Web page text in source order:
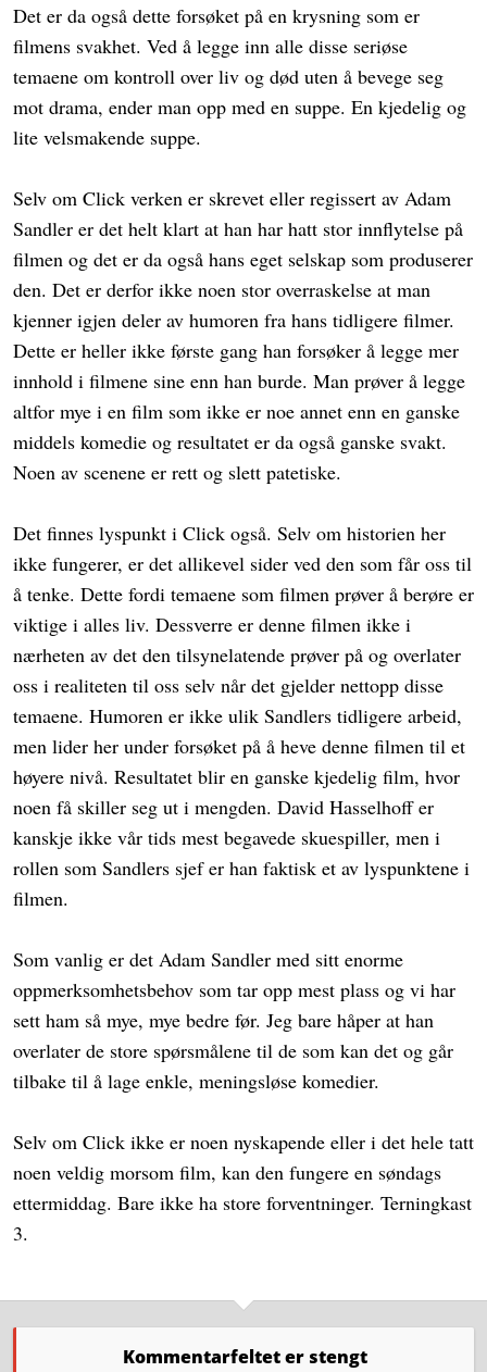
Det er da også dette forsøket på en krysning som er
filmens svakhet. Ved å legge inn alle disse seriøse
temaene om kontroll over liv og død uten å bevege seg
mot drama, ender man opp med en suppe. En kjedelig og
lite velsmakende suppe.
Selv om Click verken er skrevet eller regissert av Adam
Sandler er det helt klart at han har hatt stor innflytelse på
filmen og det er da også hans eget selskap som produserer
den. Det er derfor ikke noen stor overraskelse at man
kjenner igjen deler av humoren fra hans tidligere filmer.
Dette er heller ikke første gang han forsøker å legge mer
innhold i filmene sine enn han burde. Man prøver å legge
altfor mye i en film som ikke er noe annet enn en ganske
middels komedie og resultatet er da også ganske svakt.
Noen av scenene er rett og slett patetiske.
Det finnes lyspunkt i Click også. Selv om historien her
ikke fungerer, er det allikevel sider ved den som får oss til
å tenke. Dette fordi temaene som filmen prøver å berøre er
viktige i alles liv. Dessverre er denne filmen ikke i
nærheten av det den tilsynelatende prøver på og overlater
oss i realiteten til oss selv når det gjelder nettopp disse
temaene. Humoren er ikke ulik Sandlers tidligere arbeid,
men lider her under forsøket på å heve denne filmen til et
høyere nivå. Resultatet blir en ganske kjedelig film, hvor
noen få skiller seg ut i mengden. David Hasselhoff er
kanskje ikke vår tids mest begavede skuespiller, men i
rollen som Sandlers sjef er han faktisk et av lyspunktene i
filmen.
Som vanlig er det Adam Sandler med sitt enorme
oppmerksomhetsbehov som tar opp mest plass og vi har
sett ham så mye, mye bedre før. Jeg bare håper at han
overlater de store spørsmålene til de som kan det og går
tilbake til å lage enkle, meningsløse komedier.
Selv om Click ikke er noen nyskapende eller i det hele tatt
noen veldig morsom film, kan den fungere en søndags
ettermiddag. Bare ikke ha store forventninger. Terningkast
3.
Kommentarfeltet er stengt